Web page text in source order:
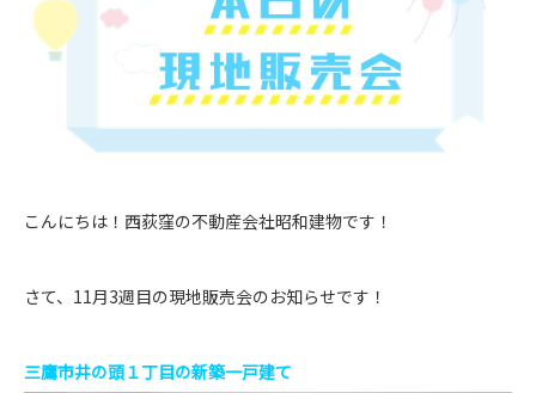
こんにちは！西荻窪の不動産会社昭和建物です！
さて、11月3週目の現地販売会のお知らせです！
三鷹市井の頭１丁目の新築一戸建て